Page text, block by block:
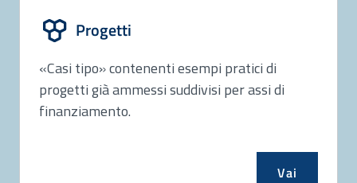
Progetti
«Casi tipo» contenenti esempi pratici di
progetti già ammessi suddivisi per assi di
finanziamento.
Vai